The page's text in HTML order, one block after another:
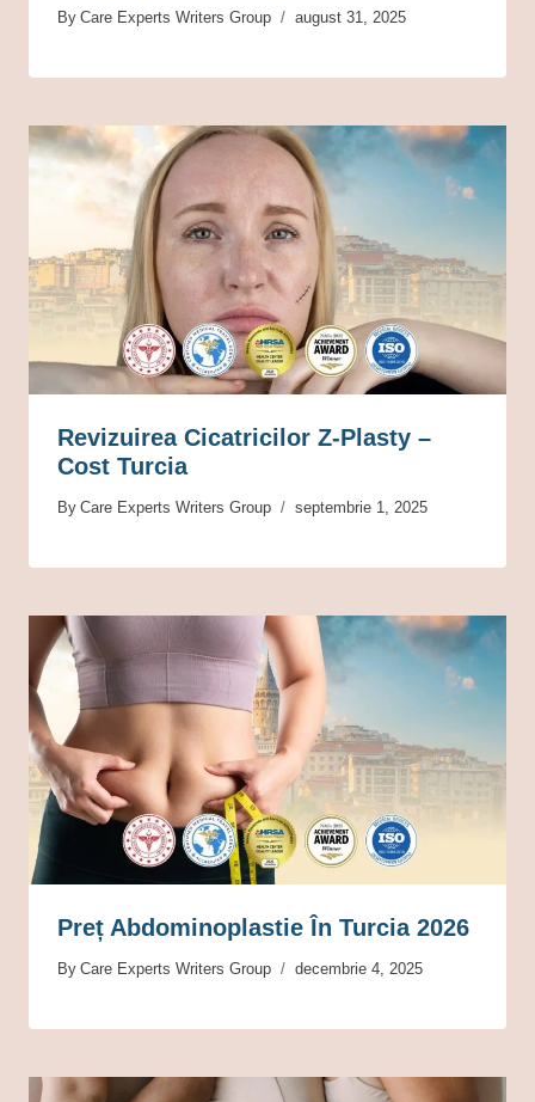
By Care Experts Writers Group august 31, 2025
Revizuirea Cicatricilor Z-Plasty –
Cost Turcia
By Care Experts Writers Group septembrie 1, 2025
Preț Abdominoplastie În Turcia 2026
By Care Experts Writers Group decembrie 4, 2025